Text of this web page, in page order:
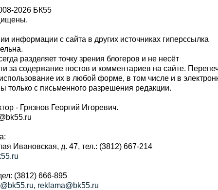
2026 БК55
информации с сайта в других источниках гиперссылка
разделяет точку зрения блогеров и не несёт
за содержание постов и комментариев на сайте.
их в любой форме, в том числе и в
с письменного разрешения редакции.
- Грязнов Георгий Игоревич.
Ивановская, д. 47, тел.: (3812) 667-214
(3812) 666-895
, reklama@bk55.ru